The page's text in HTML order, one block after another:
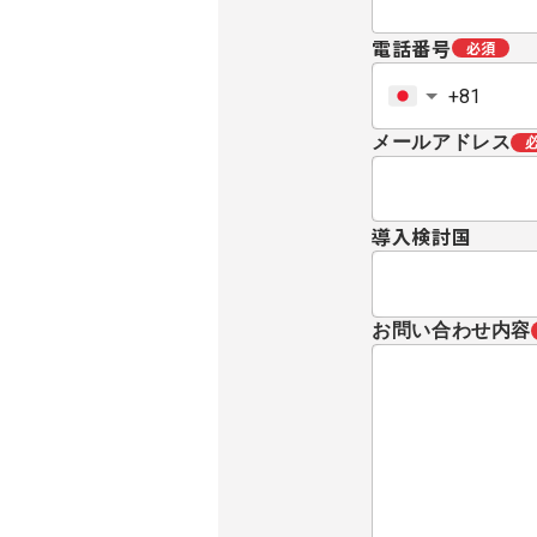
電話番号 必須
メールアドレス
導入検討国
お問い合わせ内容